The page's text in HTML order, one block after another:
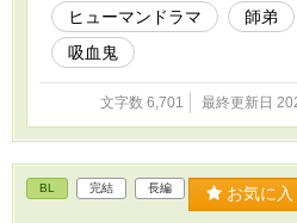
ヒューマンドラマ 師弟
吸血鬼
文字数 6,701 最終更新日
BL 完結 長編 お気に